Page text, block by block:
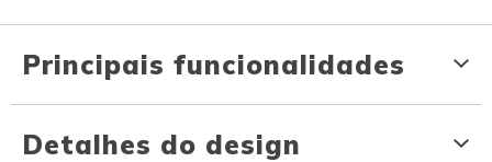
Principais funcionalidades
Detalhes do design